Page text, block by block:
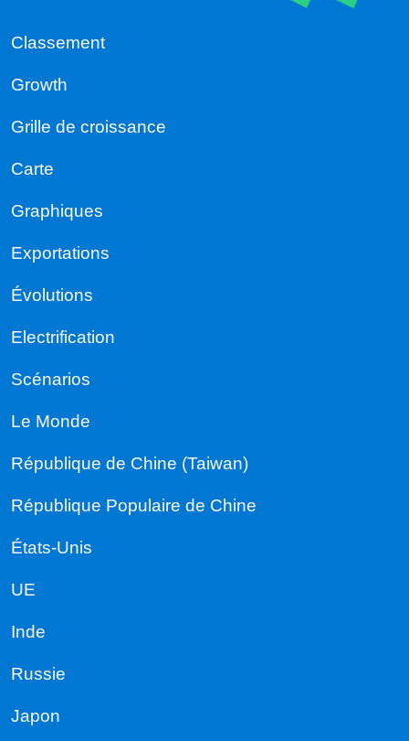
Classement
Growth
Grille de croissance
Carte
Graphiques
Exportations
Évolutions
Electrification
Scénarios
Le Monde
République de Chine (Taiwan)
République Populaire de Chine
États-Unis
UE
Inde
Russie
Japon